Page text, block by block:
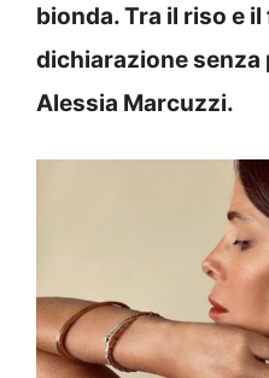
bionda. Tra il riso e il
dichiarazione senza
Alessia Marcuzzi.